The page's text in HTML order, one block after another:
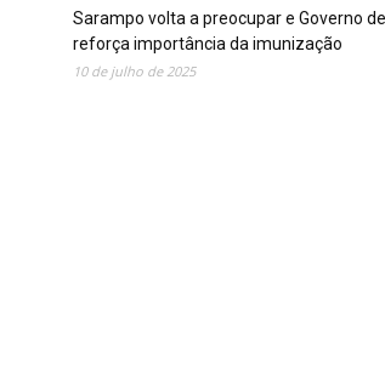
Sarampo volta a preocupar e Governo
reforça importância da imunização
10 de julho de 2025